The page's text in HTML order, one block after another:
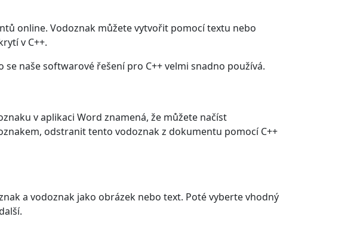
online. Vodoznak můžete vytvořit pomocí textu nebo
v C++.
naše softwarové řešení pro C++ velmi snadno používá.
v aplikaci Word znamená, že můžete načíst
odstranit tento vodoznak z dokumentu pomocí C++
a vodoznak jako obrázek nebo text. Poté vyberte vhodný